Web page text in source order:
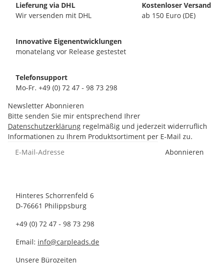
Lieferung via DHL
Wir versenden mit DHL
Kostenloser Versand
ab 150 Euro (DE)
Innovative Eigenentwicklungen
monatelang vor Release gestestet
Telefonsupport
Mo-Fr. +49 (0) 72 47 - 98 73 298
Newsletter Abonnieren
Bitte senden Sie mir entsprechend Ihrer
Datenschutzerklärung regelmäßig und jederzeit widerruflich
Informationen zu Ihrem Produktsortiment per E-Mail zu.
Abonnieren
Hinteres Schorrenfeld 6
D-76661 Philippsburg
+49 (0) 72 47 - 98 73 298
Email: info@carpleads.de
Unsere Bürozeiten